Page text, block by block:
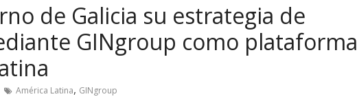
de Galicia su estrategia de
GINgroup como plataforma
América Latina, GINgroup